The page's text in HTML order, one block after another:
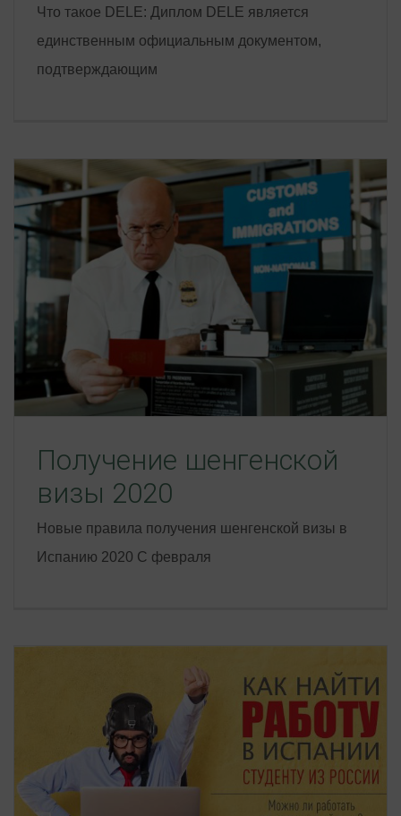
Что такое DELE: Диплом DELE является
единственным официальным документом,
подтверждающим
Получение шенгенской
визы 2020
Новые правила получения шенгенской визы в
Испанию 2020 С февраля